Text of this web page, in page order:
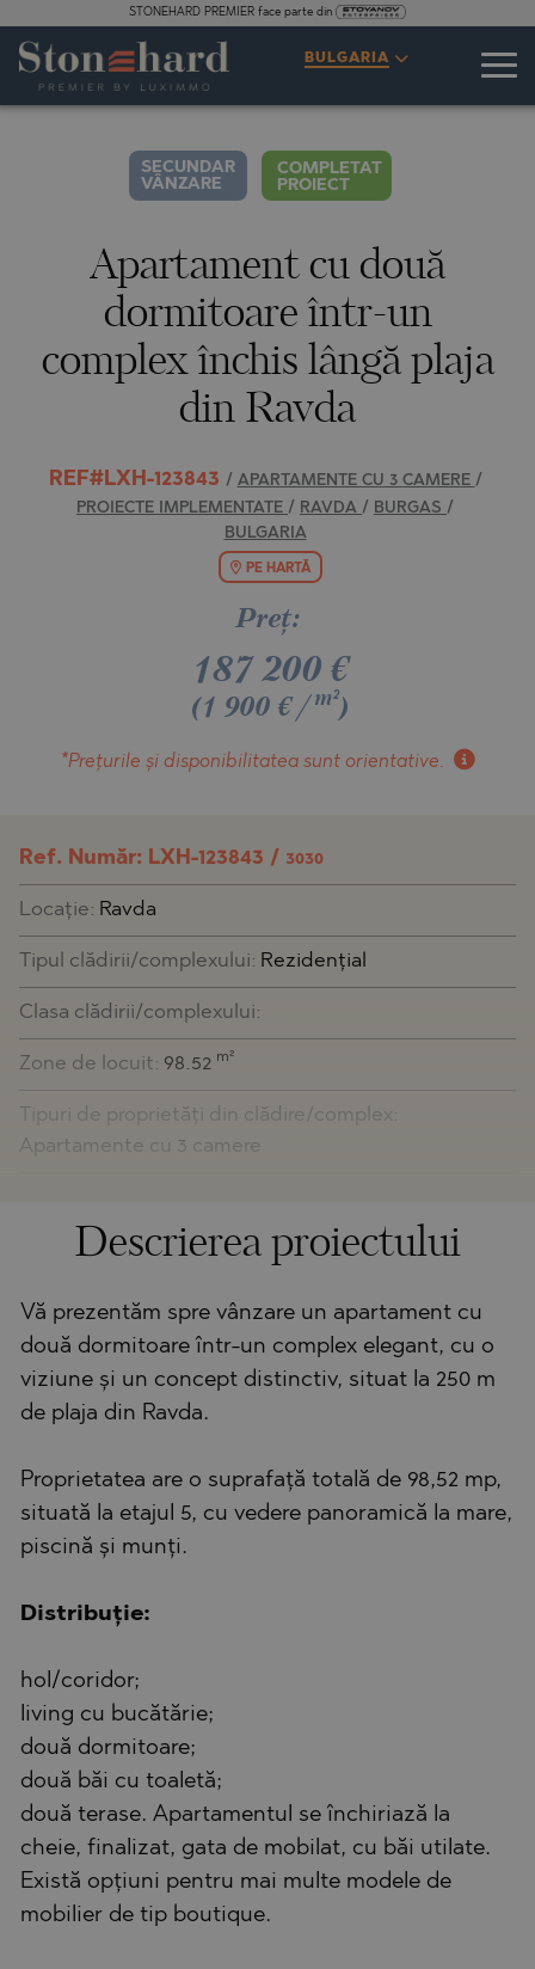
SPECIFICAȚII DESCRIERE HARTĂ GALERIE
PREȚURI
ANCHETĂ
STONEHARD PREMIER face parte din
BULGARIA
SECUNDAR
VÂNZARE
COMPLETAT
PROIECT
Apartament cu două
dormitoare într-un
complex închis lângă plaja
din Ravda
REF#LXH-123843 / APARTAMENTE CU 3 CAMERE /
PROIECTE IMPLEMENTATE / RAVDA / BURGAS /
BULGARIA
PE HARTĂ
Preţ:
187 200€
(1 900 €/ m²)
*Prețurile și disponibilitatea sunt orientative.
Ref. Număr: LXH-123843 / 3030
Locaţie: Ravda
Tipul clădirii/complexului: Rezidențial
Clasa clădirii/complexului:
Zone de locuit: 98.52 m²
Tipuri de proprietăți din clădire/complex:
Apartamente cu 3 camere
Descrierea proiectului
Vă prezentăm spre vânzare un apartament cu
două dormitoare într-un complex elegant, cu o
viziune și un concept distinctiv, situat la 250 m
de plaja din Ravda.
Proprietatea are o suprafață totală de 98,52 mp,
situată la etajul 5, cu vedere panoramică la mare,
piscină și munți.
Distribuție:
hol/coridor;
living cu bucătărie;
două dormitoare;
două băi cu toaletă;
două terase. Apartamentul se închiriază la
cheie, finalizat, gata de mobilat, cu băi utilate.
Există opțiuni pentru mai multe modele de
mobilier de tip boutique.